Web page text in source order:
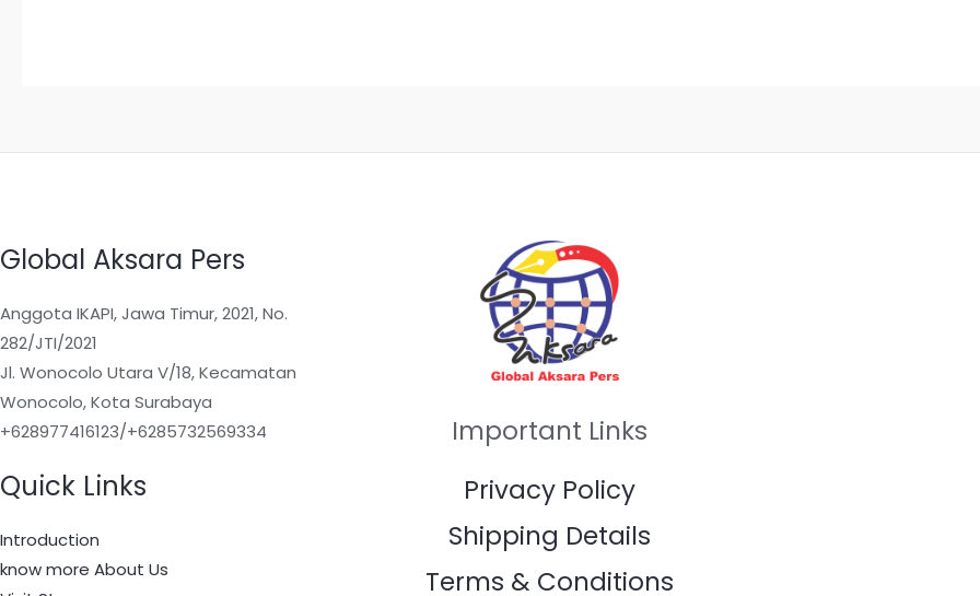
Global Aksara Pers
Anggota IKAPI, Jawa Timur, 2021, No.
282/JTI/2021
Jl. Wonocolo Utara V/18, Kecamatan
Wonocolo, Kota Surabaya
+628977416123/+6285732569334
Quick Links
Introduction
know more About Us
Important Links
Privacy Policy
Shipping Details
Terms & Conditions